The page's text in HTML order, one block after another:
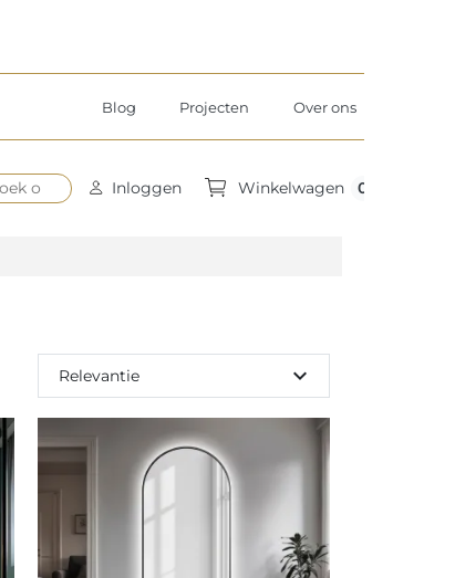
Blog Projecten Over ons
Inloggen Winkelwagen 0
Relevantie expand_more